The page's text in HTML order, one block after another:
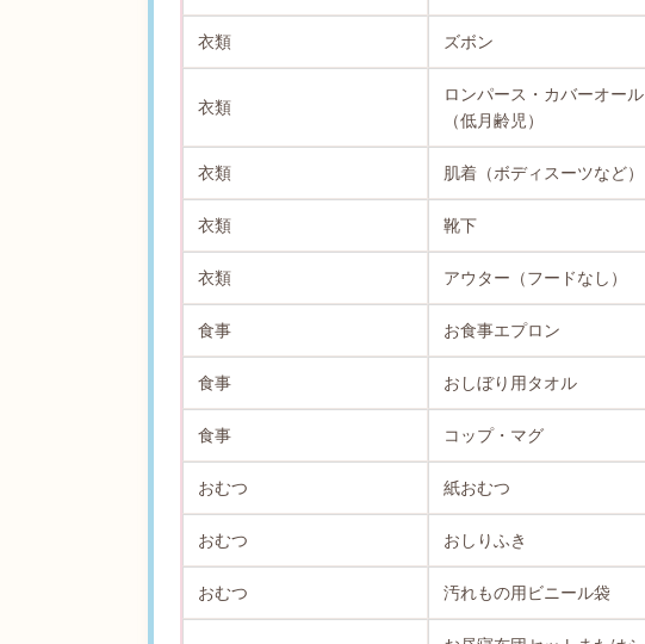
衣類 ズボン
衣類
ロンパース・カバーオール
（低月齢児）
衣類 肌着（ボディスーツなど）
衣類 靴下
衣類 アウター（フードなし）
食事 お食事エプロン
食事 おしぼり用タオル
食事 コップ・マグ
おむつ 紙おむつ
おむつ おしりふき
おむつ 汚れもの用ビニール袋